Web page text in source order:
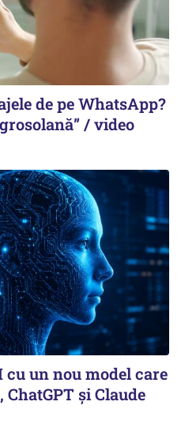
de pe WhatsApp?
/ video
un nou model care
și Claude